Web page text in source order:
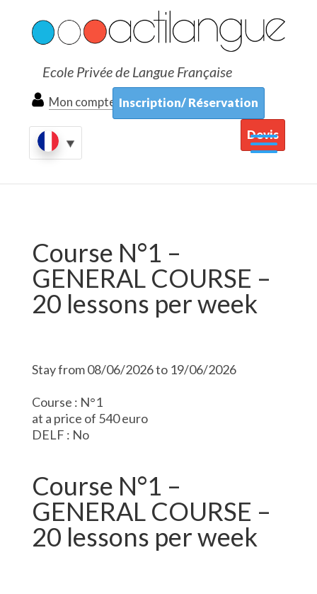
Ecole Privée de Langue Française
Mon compte Inscription/ Réservation
Devis
Course N°1 –
GENERAL COURSE –
20 lessons per week
Stay from 08/06/2026 to 19/06/2026
Course : N°1
at a price of 540 euro
DELF : No
Course N°1 –
GENERAL COURSE –
20 lessons per week